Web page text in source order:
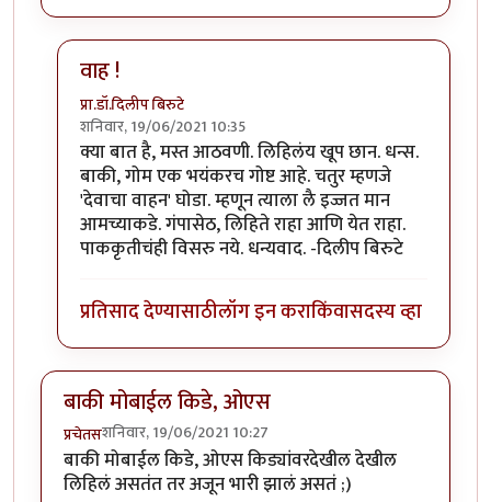
वाह !
प्रा.डॉ.दिलीप बिरुटे
शनिवार, 19/06/2021 10:35
In reply toहाॅलिवूडच्या काही अप्रतिमbyगणपा
क्या बात है, मस्त आठवणी. लिहिलंय खूप छान. धन्स.
बाकी, गोम एक भयंकरच गोष्ट आहे. चतुर म्हणजे
'देवाचा वाहन' घोडा. म्हणून त्याला लै इज्जत मान
आमच्याकडे. गंपासेठ, लिहिते राहा आणि येत राहा.
पाककृतीचंही विसरु नये. धन्यवाद. -दिलीप बिरुटे
प्रतिसाद देण्यासाठीलॉग इन कराकिंवासदस्य व्हा
बाकी मोबाईल किडे, ओएस
प्रचेतसशनिवार, 19/06/2021 10:27
बाकी मोबाईल किडे, ओएस किड्यांवरदेखील देखील
लिहिलं असतंत तर अजून भारी झालं असतं ;)